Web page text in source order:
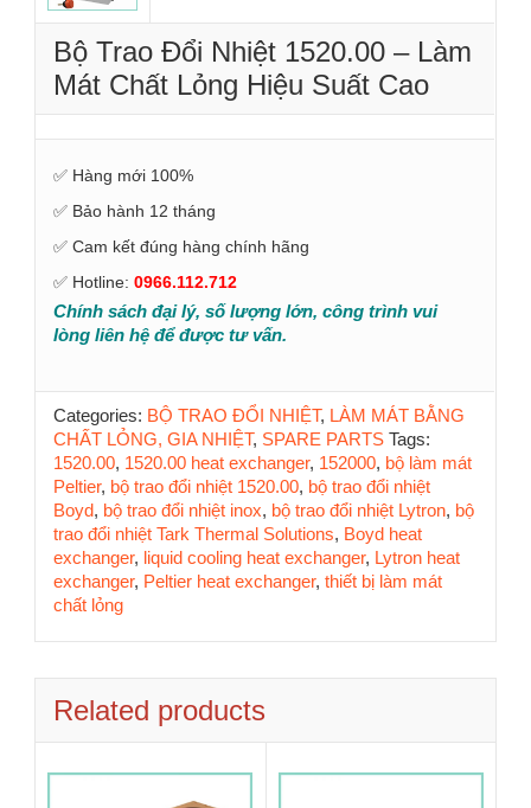
Bộ Trao Đổi Nhiệt 1520.00 – Làm
Mát Chất Lỏng Hiệu Suất Cao
✅ Hàng mới 100%
✅ Bảo hành 12 tháng
✅ Cam kết đúng hàng chính hãng
✅ Hotline: 0966.112.712
Chính sách đại lý, số lượng lớn, công trình vui
lòng liên hệ để được tư vấn.
Categories: BỘ TRAO ĐỔI NHIỆT, LÀM MÁT BẰNG
CHẤT LỎNG, GIA NHIỆT, SPARE PARTS Tags:
1520.00, 1520.00 heat exchanger, 152000, bộ làm mát
Peltier, bộ trao đổi nhiệt 1520.00, bộ trao đổi nhiệt
Boyd, bộ trao đổi nhiệt inox, bộ trao đổi nhiệt Lytron, bộ
trao đổi nhiệt Tark Thermal Solutions, Boyd heat
exchanger, liquid cooling heat exchanger, Lytron heat
exchanger, Peltier heat exchanger, thiết bị làm mát
chất lỏng
Related products